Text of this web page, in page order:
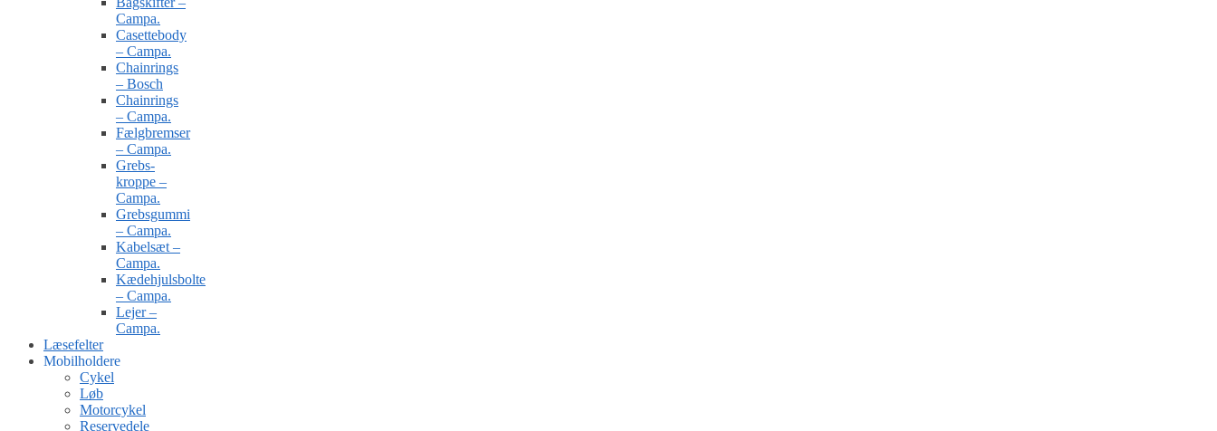
Campa.
Casettebody
– Campa.
Chainrings
– Bosch
Chainrings
– Campa.
Fælgbremser
– Campa.
Grebs-
kroppe –
Campa.
Grebsgummi
– Campa.
Kabelsæt –
Campa.
Kædehjulsbolte
– Campa.
Lejer –
Campa.
Læsefelter
Mobilholdere
Cykel
Løb
Motorcykel
Reservedele